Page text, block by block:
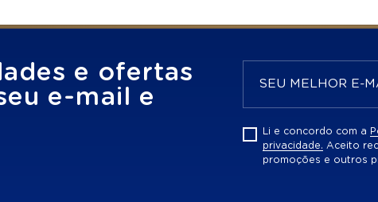
e ofertas
e-mail e
Li e concordo com a
privacidade. Aceito
promoções e outros